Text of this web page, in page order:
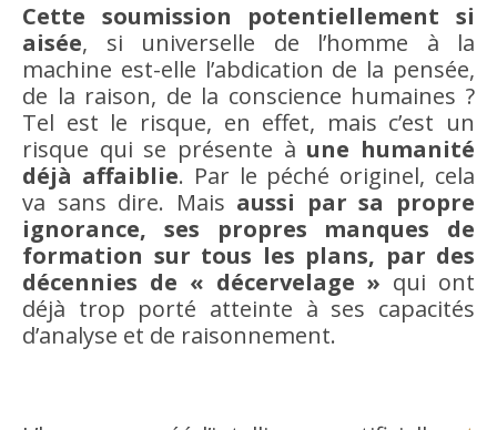
Cette soumission potentiellement si
aisée, si universelle de l’homme à la
machine est-elle l’abdication de la pensée,
de la raison, de la conscience humaines ?
Tel est le risque, en effet, mais c’est un
risque qui se présente à une humanité
déjà affaiblie. Par le péché originel, cela
va sans dire. Mais aussi par sa propre
ignorance, ses propres manques de
formation sur tous les plans, par des
décennies de « décervelage » qui ont
déjà trop porté atteinte à ses capacités
d’analyse et de raisonnement.